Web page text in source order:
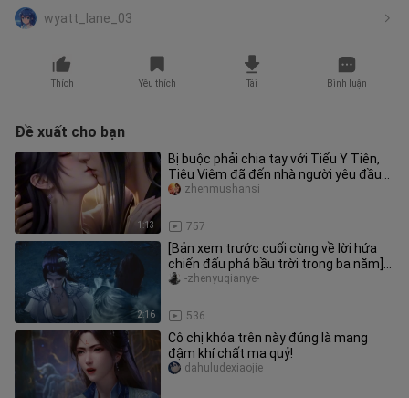
wyatt_lane_03
Thích Yêu thích Tải Bình luận
Đề xuất cho bạn
1:13
Bị buộc phải chia tay với Tiểu Y Tiên,
Tiêu Viêm đã đến nhà người yêu đầu
tiên – Vân Vận…
757
zhenmushansi
2:16
[Bản xem trước cuối cùng về lời hứa
chiến đấu phá bầu trời trong ba năm]
Medusa + sức mạnh độc đoán
536
-zhenyuqianye-
Cô chị khóa trên này đúng là mang
đậm khí chất ma quỷ!
dahuludexiaojie